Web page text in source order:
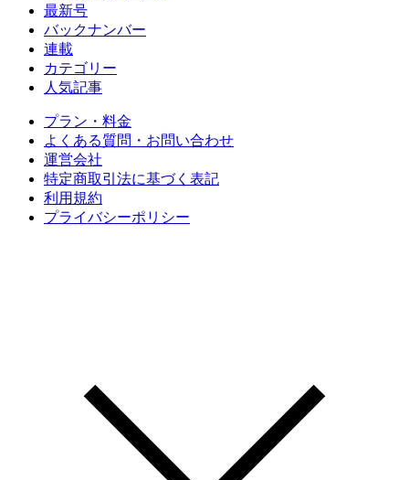
最新号
バックナンバー
連載
カテゴリー
人気記事
プラン・料金
よくある質問・お問い合わせ
運営会社
特定商取引法に基づく表記
利用規約
プライバシーポリシー